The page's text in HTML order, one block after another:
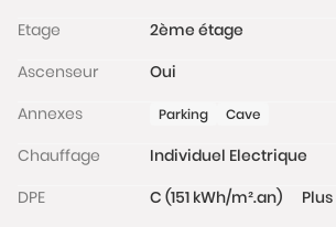
Etage
2ème étage
Ascenseur
Oui
Annexes
Parking Cave
Chauffage
Individuel Electrique
DPE
C (151 kWh/m².an)